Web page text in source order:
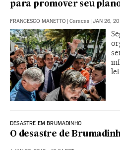
para promover seu
FRANCESCO MANETTO | Caracas | JAN 26,
DESASTRE EM BRUMADINHO
O desastre de